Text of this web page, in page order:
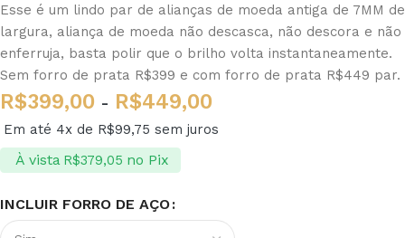
Esse é um lindo par de alianças de moeda antiga de 7MM de
largura, aliança de moeda não descasca, não descora e não
enferruja, basta polir que o brilho volta instantaneamente.
Sem forro de prata R$399 e com forro de prata R$449 par.
R$399,00 - R$449,00
Em até 4x de R$99,75 sem juros
À vista R$379,05 no Pix
INCLUIR FORRO DE AÇO